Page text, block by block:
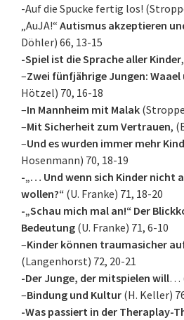
-Auf die Spucke fertig los!
„AuJA!“ Autismus akzeptieren
Döhler) 66, 13-15
-Spiel ist die Sprache aller Kinder
–Zwei fünfjährige Jungen: Waael
Hötzel) 70, 16-18
–In Mannheim mit Malak
–Mit Sicherheit zum Vertrauen,
–Und es wurden immer mehr
Hosenmann) 70, 18-19
-„… Und wenn sich Kinder nicht
wollen?“ (U. Franke) 71, 18-20
-„Schau mich mal an!“ Der
Bedeutung (U. Franke) 71, 6-10
–Kinder können traumasicher
(Langenhorst) 72, 20-21
-Der Junge, der mitspielen will…
–Bindung und Kultur (H. Keller)
-Was passiert in der Theraplay-